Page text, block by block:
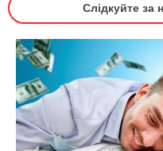
Слідкуйте за